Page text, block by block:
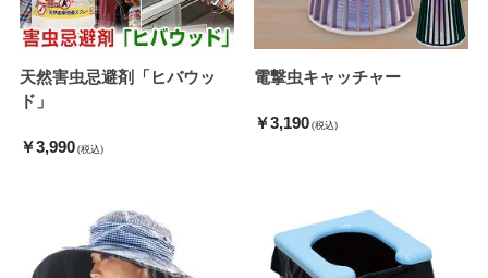
天然害虫忌避剤「ヒバウッ
ド」
￥3,990 (税込)
電撃虫キャッチャー
￥3,190 (税込)